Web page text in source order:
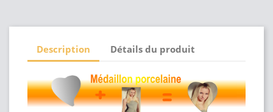
Description Détails du produit